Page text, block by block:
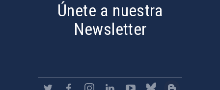
Únete a nuestra
Newsletter